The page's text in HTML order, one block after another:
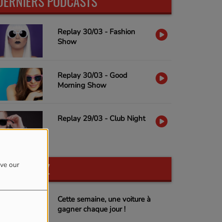
our
Replay 30/03 - Fashion
Show
Replay 30/03 - Good
Morning Show
Replay 29/03 - Club Night
Cette semaine, une voiture à
gagner chaque jour !